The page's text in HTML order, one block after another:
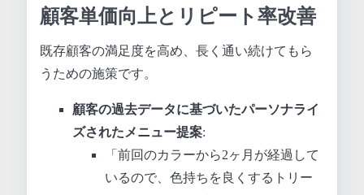
顧客単価向上とリピート率改善
既存顧客の満足度を高め、長く通い続けてもら
うための施策です。
顧客の過去データに基づいたパーソナライ
ズされたメニュー提案:
「前回のカラーから2ヶ月が経過して
いるので、色持ちを良くするトリー